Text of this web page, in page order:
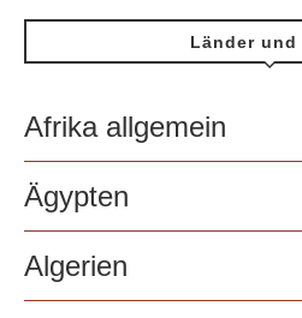
Länder und
Afrika allgemein
Ägypten
Algerien